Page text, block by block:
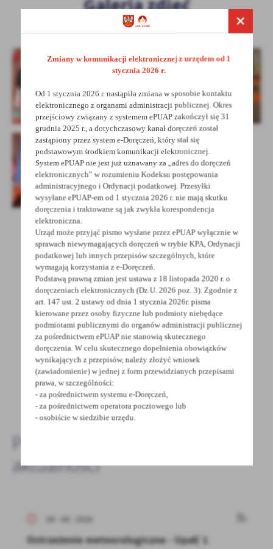
Galeria zdjęć
POWRÓT UDOSTĘPNIJ
POPRZEDNI
Spodobała Ci się informacja? Zostaw nam swoją opinię
- to dla Ciebie staramy się być najlepsi, a Twoje zdanie
bardzo nam w tym pomoże!
DODAJ KOMENTARZ
Pozostałe
aktualności
09 - 08 - 2026
Ostrzeżenie meteorologiczne - Upał/ 1
Zmiany w komunikacji elektronicznej z urzędem od 1
stycznia 2026 r.
Od 1 stycznia 2026 r. nastąpiła zmiana w sposobie kontaktu
elektronicznego z organami administracji publicznej. Okres
przejściowy związany z systemem ePUAP zakończył się 31
grudnia 2025 r., a dotychczasowy kanał doręczeń został
zastąpiony przez system e-Doręczeń, który stał się
podstawowym środkiem komunikacji elektronicznej.
System ePUAP nie jest już uznawany za „adres do doręczeń
elektronicznych” w rozumieniu Kodeksu postępowania
administracyjnego i Ordynacji podatkowej. Przesyłki
wysyłane ePUAP-em od 1 stycznia 2026 r. nie mają skutku
doręczenia i traktowane są jak zwykła korespondencja
elektroniczna.
Urząd może przyjąć pismo wysłane przez ePUAP wyłącznie w
sprawach niewymagających doręczeń w trybie KPA, Ordynacji
podatkowej lub innych przepisów szczególnych, które
wymagają korzystania z e-Doręczeń.
Podstawą prawną zmian jest ustawa z 18 listopada 2020 r. o
doręczeniach elektronicznych (Dz.U. 2026 poz. 3). Zgodnie z
art. 147 ust. 2 ustawy od dnia 1 stycznia 2026r. pisma
kierowane przez osoby fizyczne lub podmioty niebędące
podmiotami publicznymi do organów administracji publicznej
za pośrednictwem ePUAP nie stanowią skutecznego
doręczenia. W celu skutecznego dopełnienia obowiązków
wynikających z przepisów, należy złożyć wniosek
(zawiadomienie) w jednej z form przewidzianych przepisami
prawa, w szczególności:
- za pośrednictwem systemu e-Doręczeń,
- za pośrednictwem operatora pocztowego lub
- osobiście w siedzibie urzędu.